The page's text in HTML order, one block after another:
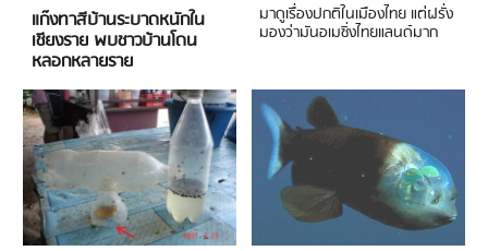
แก๊งทาสีบ้านระบาดหนักใน
เชียงราย พบชาวบ้านโดน
หลอกหลายราย
มาดูเรื่องปกติในเมืองไทย แต่ฝรั่ง
มองว่ามันอเมซิ่งไทยแลนด์มาก